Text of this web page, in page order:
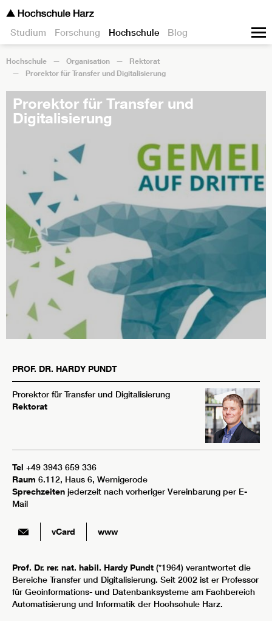
Studium Forschung Hochschule Blog
Hochschule Organisation
Rektorat
Prorektor für Transfer und Digitalisierung
Prorektor für Transfer und
Digitalisierung
PROF. DR. HARDY PUNDT
Prorektor für Transfer und Digitalisierung
Rektorat
Tel +49 3943 659 336
Raum 6.112, Haus 6, Wernigerode
Sprechzeiten jederzeit nach vorheriger Vereinbarung per E-
Mail
vCard www
Prof. Dr. rer. nat. habil. Hardy Pundt (*1964) verantwortet die
Bereiche Transfer und Digitalisierung. Seit 2002 ist er Professor
für Geoinformations- und Datenbanksysteme am Fachbereich
Automatisierung und Informatik der Hochschule Harz.